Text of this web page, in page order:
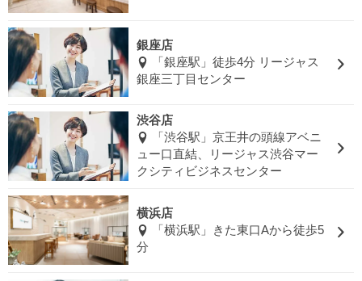
銀座店
「銀座駅」徒歩4分 リージャス
銀座三丁目センター
渋谷店
「渋谷駅」京王井の頭線アベニ
ュー口直結、リージャス渋谷マー
クシティビジネスセンター
横浜店
「横浜駅」きた東口Aから徒歩5
分